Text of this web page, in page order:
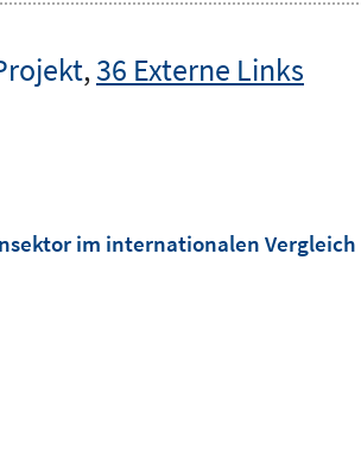
,36 Externe Links
im internationalen Vergleich